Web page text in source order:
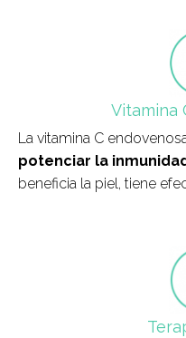
Vitamina
La vitamina C
potenciar la
beneficia la piel, tiene